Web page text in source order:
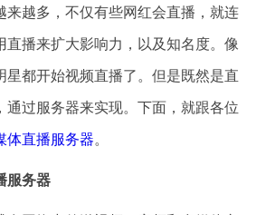
来越多，不仅有些网红会直播，就连
直播来扩大影响力，以及知名度。像
星都开始视频直播了。但是既然是直
通过服务器来实现。下面，就跟各位
体直播服务器。
服务器